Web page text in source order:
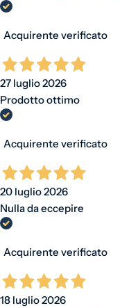
Acquirente verificato
27 luglio 2026
Prodotto ottimo
Acquirente verificato
20 luglio 2026
Nulla da eccepire
Acquirente verificato
18 luglio 2026